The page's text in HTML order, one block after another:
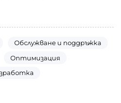
Обслужване и поддръжка
Оптимизация